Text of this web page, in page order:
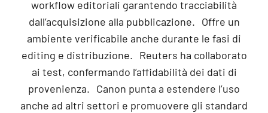
workflow editoriali garantendo tracciabilità
dall’acquisizione alla pubblicazione. Offre un
ambiente verificabile anche durante le fasi di
editing e distribuzione. Reuters ha collaborato
ai test, confermando l’affidabilità dei dati di
provenienza. Canon punta a estendere l’uso
anche ad altri settori e promuovere gli standard